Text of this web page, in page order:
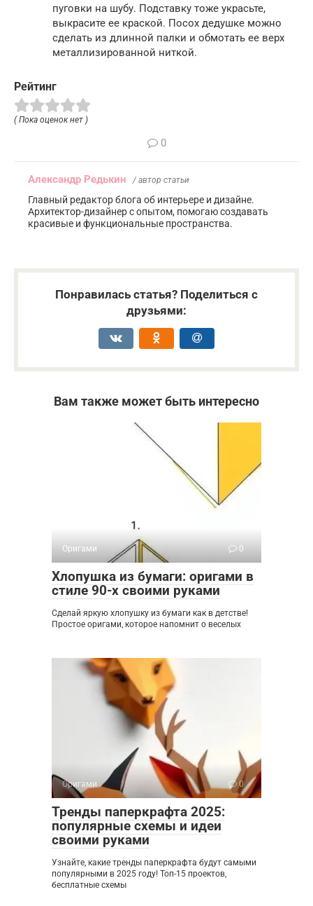
пуговки на шубу. Подставку тоже украсьте,
выкрасите ее краской. Посох дедушке можно
сделать из длинной палки и обмотать ее верх
металлизированной ниткой.
Рейтинг
( Пока оценок нет )
0
Александр Редькин / автор статьи
Главный редактор блога об интерьере и дизайне.
Архитектор-дизайнер с опытом, помогаю создавать
красивые и функциональные пространства.
Понравилась статья? Поделиться с
друзьями:
Вам также может быть интересно
Оригами 0
Хлопушка из бумаги: оригами в
стиле 90-х своими руками
Сделай яркую хлопушку из бумаги как в детстве!
Простое оригами, которое напомнит о веселых
Оригами 0
Тренды паперкрафта 2025:
популярные схемы и идеи
своими руками
Узнайте, какие тренды паперкрафта будут самыми
популярными в 2025 году! Топ-15 проектов,
бесплатные схемы